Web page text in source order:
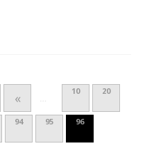
« 10 20
94 95 96